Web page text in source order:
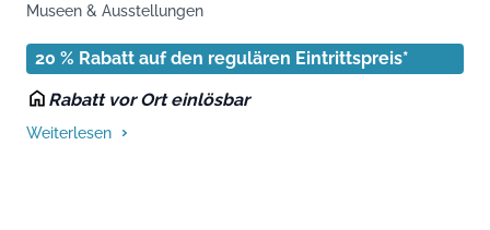
Museen & Ausstellungen
20 % Rabatt auf den regulären Eintrittspreis*
Rabatt vor Ort einlösbar
Weiterlesen